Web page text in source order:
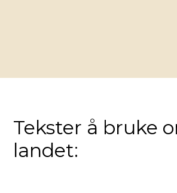
Tekster å bruke
landet: